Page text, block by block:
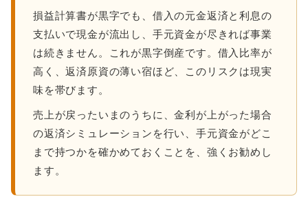
損益計算書が黒字でも、借入の元金返済と利息の
支払いで現金が流出し、手元資金が尽きれば事業
は続きません。これが黒字倒産です。借入比率が
高く、返済原資の薄い宿ほど、このリスクは現実
味を帯びます。
売上が戻ったいまのうちに、金利が上がった場合
の返済シミュレーションを行い、手元資金がどこ
まで持つかを確かめておくことを、強くお勧めし
ます。